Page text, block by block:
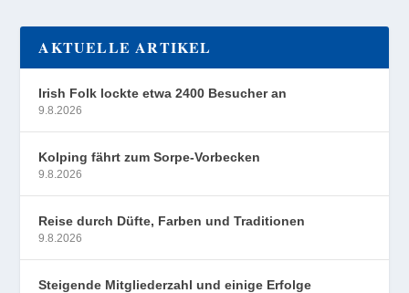
AKTUELLE ARTIKEL
Irish Folk lockte etwa 2400 Besucher an
9.8.2026
Kolping fährt zum Sorpe-Vorbecken
9.8.2026
Reise durch Düfte, Farben und Traditionen
9.8.2026
Steigende Mitgliederzahl und einige Erfolge